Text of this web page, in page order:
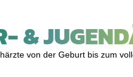
&
von der Geburt bis zum